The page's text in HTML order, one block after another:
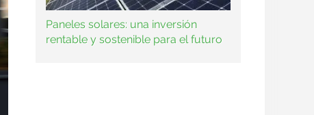
Paneles solares: una inversión
rentable y sostenible para el futuro